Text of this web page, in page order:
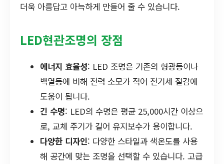
더욱 아름답고 아늑하게 만들어 줄 수 있습니다.
LED현관조명의 장점
에너지 효율성: LED 조명은 기존의 형광등이나
백열등에 비해 전력 소모가 적어 전기세 절감에
도움이 됩니다.
긴 수명: LED의 수명은 평균 25,000시간 이상으
로, 교체 주기가 길어 유지보수가 용이합니다.
다양한 디자인: 다양한 스타일과 색온도를 사용
해 공간에 맞는 조명을 선택할 수 있습니다. 고급